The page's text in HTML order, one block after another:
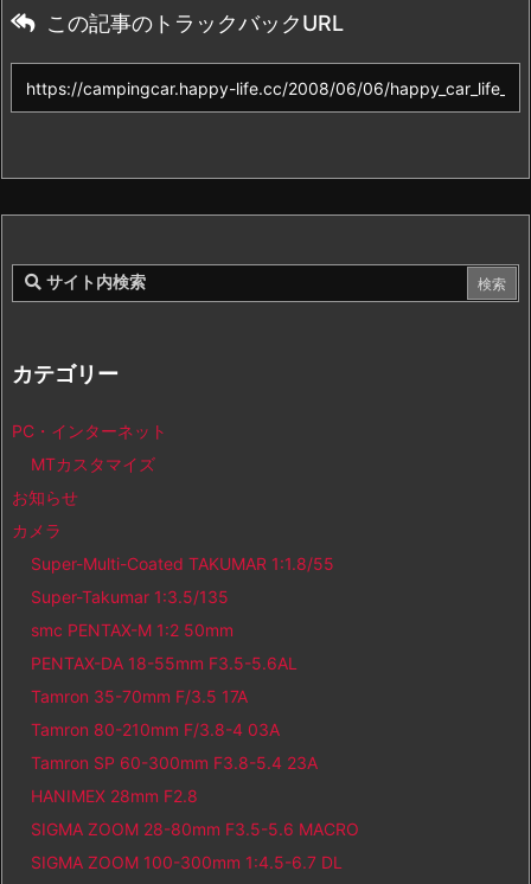
この記事のトラックバックURL
カテゴリー
PC・インターネット
MTカスタマイズ
お知らせ
カメラ
Super-Multi-Coated TAKUMAR 1:1.8/55
Super-Takumar 1:3.5/135
smc PENTAX-M 1:2 50mm
PENTAX-DA 18-55mm F3.5-5.6AL
Tamron 35-70mm F/3.5 17A
Tamron 80-210mm F/3.8-4 03A
Tamron SP 60-300mm F3.8-5.4 23A
HANIMEX 28mm F2.8
SIGMA ZOOM 28-80mm F3.5-5.6 MACRO
SIGMA ZOOM 100-300mm 1:4.5-6.7 DL